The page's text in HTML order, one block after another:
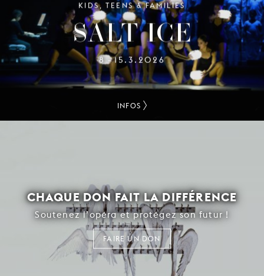
KIDS, TEENS & FAMILIES
SALT-ICE
8 –15.3.2026
INFOS
CHAQUE DON FAIT LA DIFFÉRENCE
Soutenez l’opéra et protégez son futur !
FAIRE UN DON